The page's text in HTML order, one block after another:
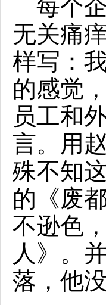
每个企
无关痛
样写：
的感觉
员工和
言。用
殊不知
的《废
不逊色
人》。
落，他